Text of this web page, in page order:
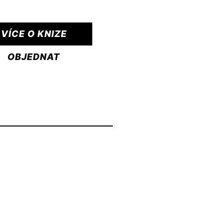
VÍCE O KNIZE
OBJEDNAT